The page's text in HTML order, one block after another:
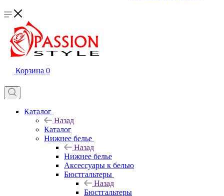
Корзина 0
Каталог
Назад
Каталог
Нижнее белье
Назад
Нижнее белье
Аксессуары к белью
Бюстгальтеры
Назад
Бюстгальтеры